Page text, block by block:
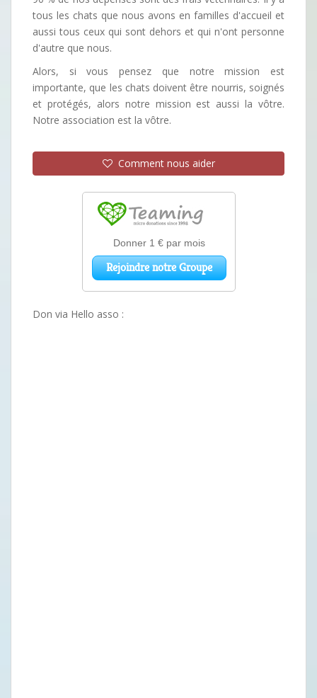
tous les chats que nous avons en familles d'accueil et
aussi tous ceux qui sont dehors et qui n'ont personne
d'autre que nous.
Alors, si vous pensez que notre mission est
importante, que les chats doivent être nourris, soignés
et protégés, alors notre mission est aussi la vôtre.
Notre association est la vôtre.
Comment nous aider
Don via Hello asso :